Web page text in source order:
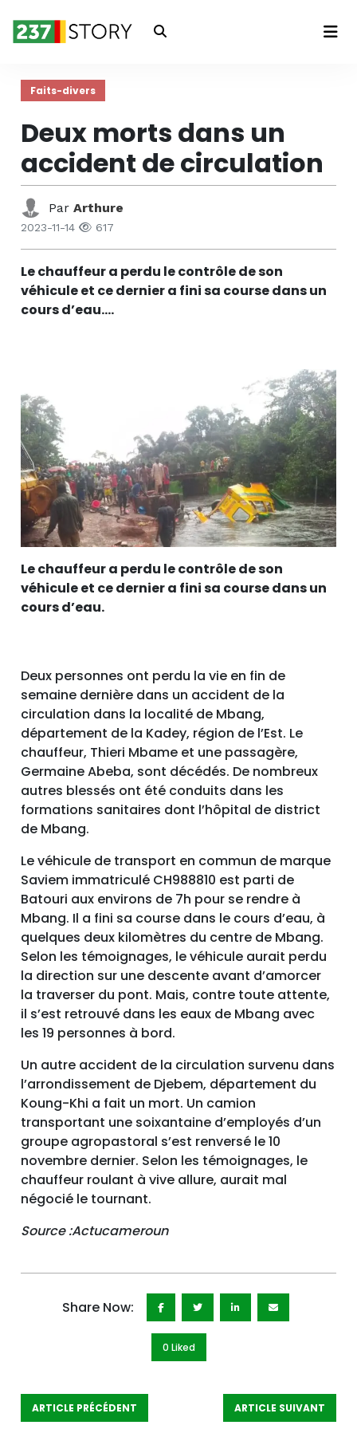
Connexion
Faits-divers
Deux morts dans un
accident de circulation
ParArthure
2023-11-14 617
Le chauffeur a perdu le contrôle de son
véhicule et ce dernier a fini sa course dans un
cours d’eau.…
Le chauffeur a perdu le contrôle de son
véhicule et ce dernier a fini sa course dans un
cours d’eau.
Deux personnes ont perdu la vie en fin de
semaine dernière dans un accident de la
circulation dans la localité de Mbang,
département de la Kadey, région de l’Est. Le
chauffeur, Thieri Mbame et une passagère,
Germaine Abeba, sont décédés. De nombreux
autres blessés ont été conduits dans les
formations sanitaires dont l’hôpital de district
de Mbang.
Le véhicule de transport en commun de marque
Saviem immatriculé CH988810 est parti de
Batouri aux environs de 7h pour se rendre à
Mbang. Il a fini sa course dans le cours d’eau, à
quelques deux kilomètres du centre de Mbang.
Selon les témoignages, le véhicule aurait perdu
la direction sur une descente avant d’amorcer
la traverser du pont. Mais, contre toute attente,
il s’est retrouvé dans les eaux de Mbang avec
les 19 personnes à bord.
Un autre accident de la circulation survenu dans
l’arrondissement de Djebem, département du
Koung-Khi a fait un mort. Un camion
transportant une soixantaine d’employés d’un
groupe agropastoral s’est renversé le 10
novembre dernier. Selon les témoignages, le
chauffeur roulant à vive allure, aurait mal
négocié le tournant.
Source :Actucameroun
Share Now:
0 Liked
ARTICLE PRÉCÉDENT ARTICLE SUIVANT